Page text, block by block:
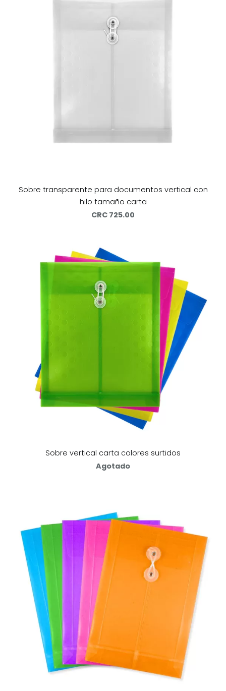
Sobre transparente para documentos vertical con
hilo tamaño carta
CRC 725.00
Sobre vertical carta colores surtidos
Agotado